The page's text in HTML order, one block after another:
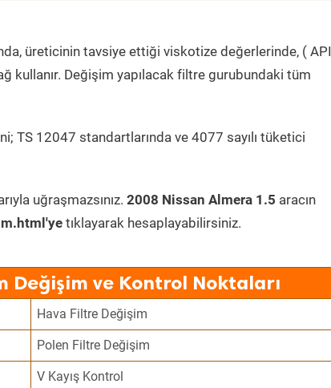
üreticinin tavsiye ettiği viskotize değerlerinde, ( API
kullanır. Değişim yapılacak filtre gurubundaki tüm
TS 12047 standartlarında ve 4077 sayılı tüketici
uğraşmazsınız. 2008 Nissan Almera 1.5 aracın
tıklayarak hesaplayabilirsiniz.
Değişim ve Kontrol Noktaları
Hava Filtre Değişim
Polen Filtre Değişim
V Kayış Kontrol